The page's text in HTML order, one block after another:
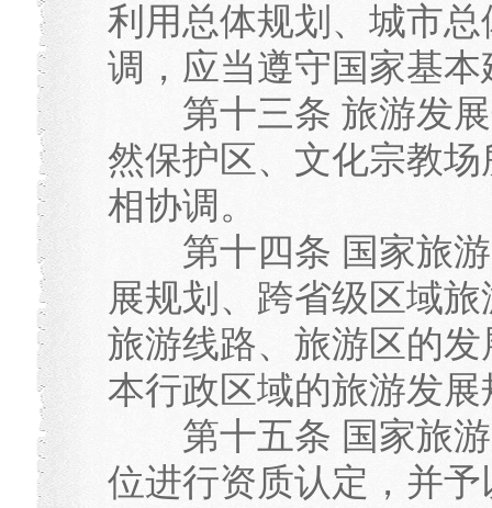
利用总体规划、城市
调，应当遵守国家基
第十三条 旅游发展
然保护区、文化宗教
相协调。
第十四条 国家旅游
展规划、跨省级区域
旅游线路、旅游区的
本行政区域的旅游发展
第十五条 国家旅游
位进行资质认定，并予